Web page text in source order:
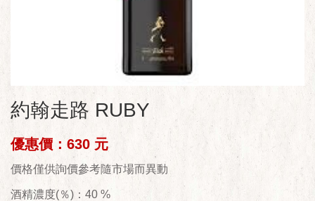
約翰走路 RUBY
優惠價：630 元
價格僅供詢價參考隨市場而異動
酒精濃度(％)：40 %